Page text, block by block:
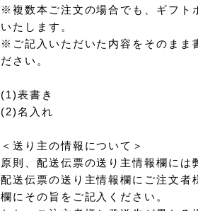
※複数本ご注文の場合でも、ギフト
いたします。
※ご記入いただいた内容をそのまま
ださい。
(1)表書き
(2)名入れ
＜送り主の情報について＞
原則、配送伝票の送り主情報欄には
配送伝票の送り主情報欄にご注文
欄にその旨をご記入ください。